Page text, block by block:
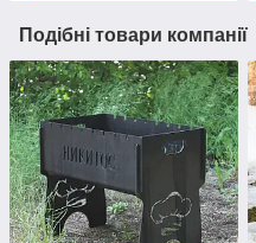
Подібні товари компанії